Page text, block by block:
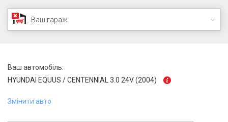
Ваш гараж
Ваш автомобіль:
HYUNDAI EQUUS / CENTENNIAL 3.0 24V (2004)
Змінити авто